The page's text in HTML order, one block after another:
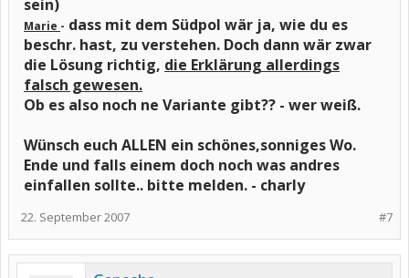
sein)
Marie - dass mit dem Südpol wär ja, wie du es
beschr. hast, zu verstehen. Doch dann wär zwar
die Lösung richtig, die Erklärung allerdings
falsch gewesen.
Ob es also noch ne Variante gibt?? - wer weiß.
Wünsch euch ALLEN ein schönes,sonniges Wo.
Ende und falls einem doch noch was andres
einfallen sollte.. bitte melden. - charly
#7
22. September 2007